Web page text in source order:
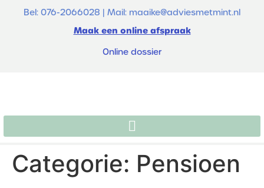
inhoud
Bel: 076-2066028 | Mail: maaike@adviesmetmint.nl
Maak een online afspraak
Online dossier
Categorie: Pensioen